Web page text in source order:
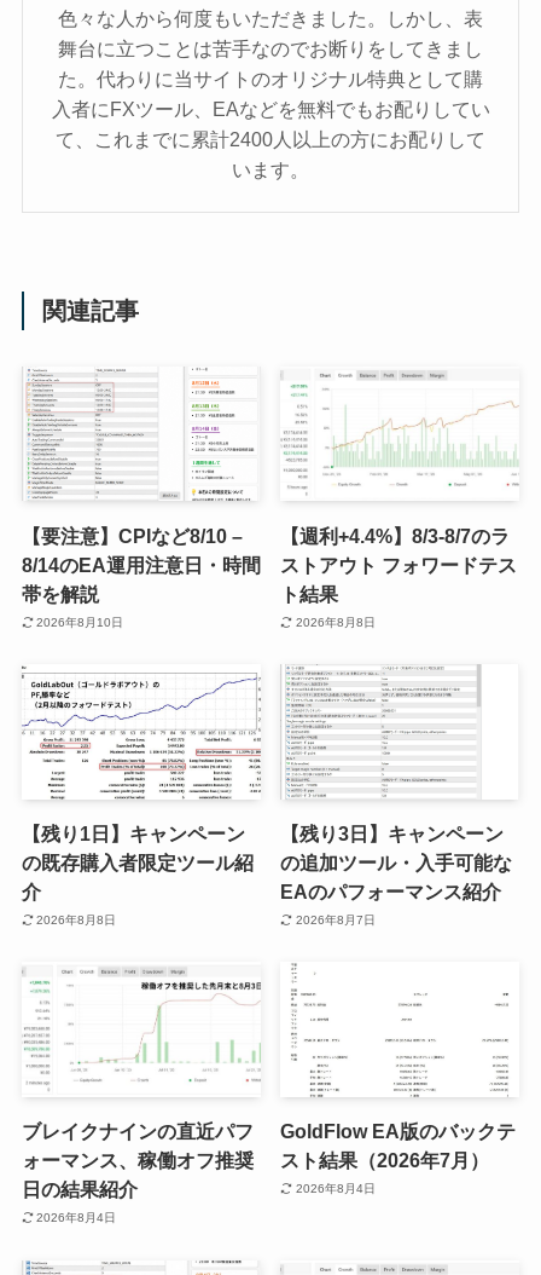
色々な人から何度もいただきました。しかし、表
舞台に立つことは苦手なのでお断りをしてきまし
た。代わりに当サイトのオリジナル特典として購
入者にFXツール、EAなどを無料でもお配りしてい
て、これまでに累計2400人以上の方にお配りして
います。
関連記事
【要注意】CPIなど8/10 –
8/14のEA運用注意日・時間
帯を解説
2026年8月10日
【週利+4.4%】8/3-8/7のラ
ストアウト フォワードテス
ト結果
2026年8月8日
【残り1日】キャンペーン
の既存購入者限定ツール紹
介
2026年8月8日
【残り3日】キャンペーン
の追加ツール・入手可能な
EAのパフォーマンス紹介
2026年8月7日
ブレイクナインの直近パフ
ォーマンス、稼働オフ推奨
日の結果紹介
2026年8月4日
GoldFlow EA版のバックテ
スト結果（2026年7月）
2026年8月4日